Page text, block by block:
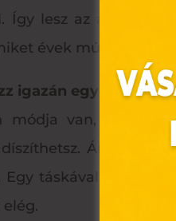
Így lesz az ajándék
évek múltán is
igazán egyedi táskát
módja van, hogy
Ám ha
Egy táskával soha